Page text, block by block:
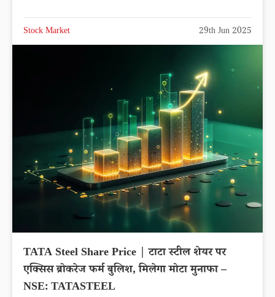
Stock Market 29th Jun 2025
TATA Steel Share Price | टाटा स्टील शेयर पर
एक्सिस ब्रोकरेज फर्म बुलिश, मिलेगा मोटा मुनाफा –
NSE: TATASTEEL